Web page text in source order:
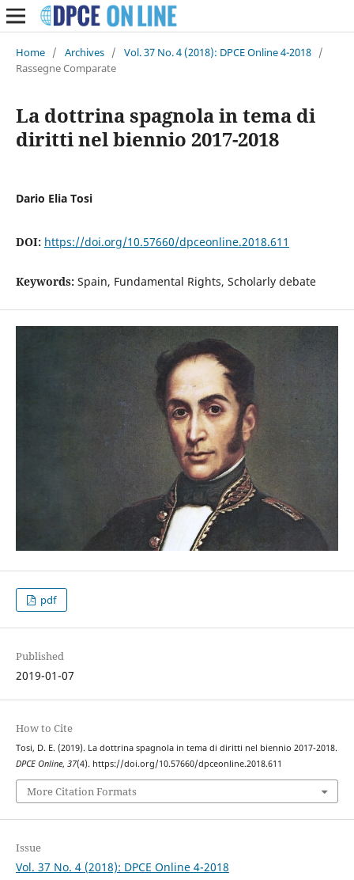
Home / Archives / Vol. 37 No. 4 (2018): DPCE Online 4-2018 /
Rassegne Comparate
La dottrina spagnola in tema di
diritti nel biennio 2017-2018
Dario Elia Tosi
DOI: https://doi.org/10.57660/dpceonline.2018.611
Keywords: Spain, Fundamental Rights, Scholarly debate
pdf
Published
2019-01-07
How to Cite
Tosi, D. E. (2019). La dottrina spagnola in tema di diritti nel biennio 2017-2018.
DPCE Online, 37(4). https://doi.org/10.57660/dpceonline.2018.611
More Citation Formats
Issue
Vol. 37 No. 4 (2018): DPCE Online 4-2018